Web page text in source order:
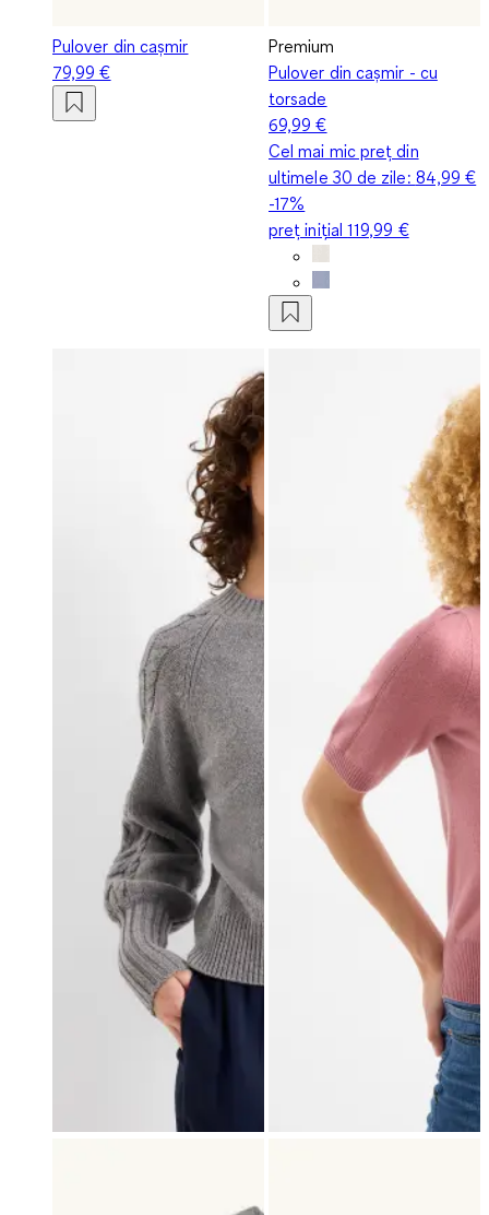
Pulover din cașmir
79,99 €
Premium
Pulover din cașmir - cu
torsade
69,99 €
Cel mai mic preț din
ultimele 30 de zile: 84,99 €
-17%
preț inițial119,99 €